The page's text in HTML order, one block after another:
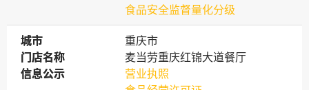
食品安全监督量化分级
城市
城市
重庆市
门店名称
门店名称
麦当劳重庆红锦大道餐厅
信息公示
信息公示
营业执照